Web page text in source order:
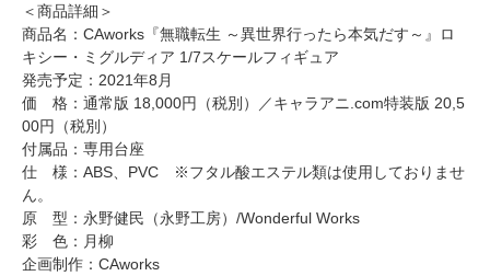
＜商品詳細＞
商品名：CAworks『無職転生 ～異世界行ったら本気だす～』ロ
キシー・ミグルディア 1/7スケールフィギュア
発売予定：2021年8月
価 格：通常版 18,000円（税別）／キャラアニ.com特装版 20,5
00円（税別）
付属品：専用台座
仕 様：ABS、PVC ※フタル酸エステル類は使用しておりませ
ん。
原 型：永野健民（永野工房）/Wonderful Works
彩 色：月柳
企画制作：CAworks